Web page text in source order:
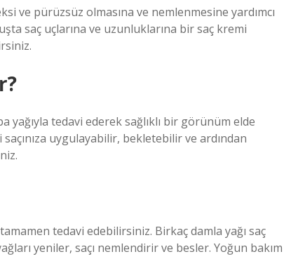
ve pürüzsüz olmasına ve nemlenmesine yardımcı
saç uçlarına ve uzunluklarına bir saç kremi
yağıyla tedavi ederek sağlıklı bir görünüm elde
uygulayabilir, bekletebilir ve ardından
tedavi edebilirsiniz. Birkaç damla yağı saç
yeniler, saçı nemlendirir ve besler. Yoğun bakım